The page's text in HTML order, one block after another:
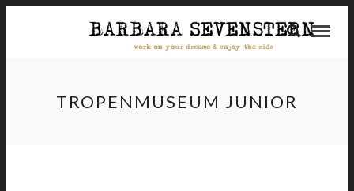
TROPENMUSEUM JUNIOR